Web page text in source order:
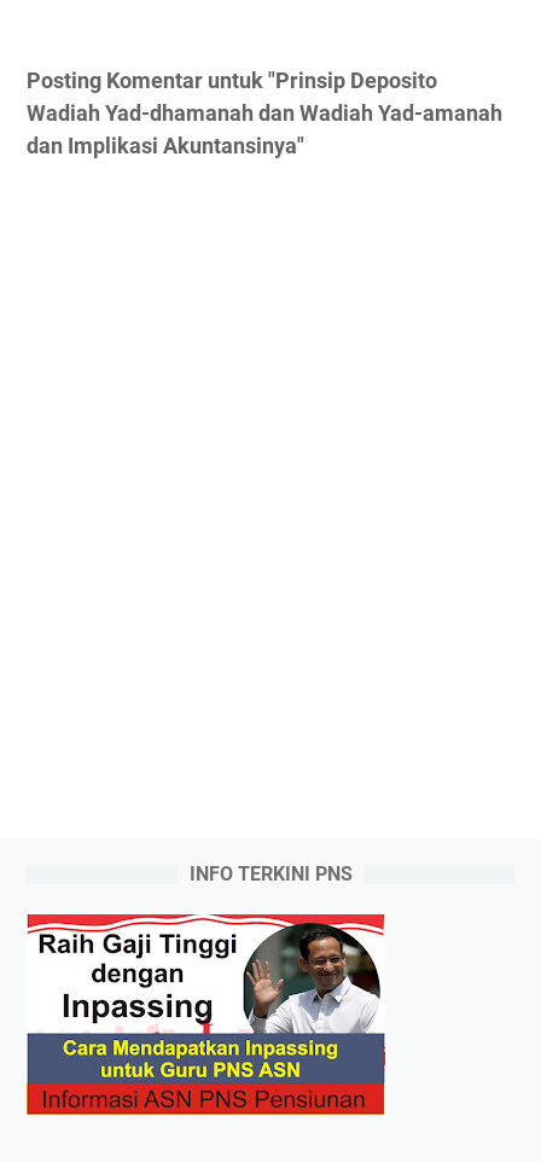
Posting Komentar untuk "Prinsip Deposito
Wadiah Yad-dhamanah dan Wadiah Yad-amanah
dan Implikasi Akuntansinya"
INFO TERKINI PNS